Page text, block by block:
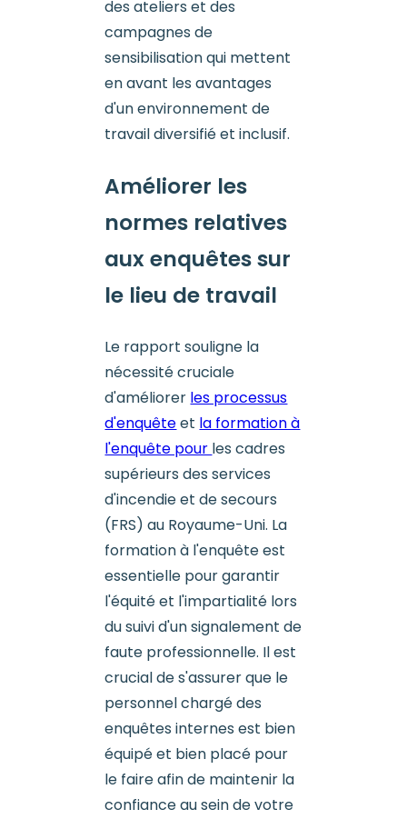
des ateliers et des
campagnes de
sensibilisation qui mettent
en avant les avantages
d'un environnement de
travail diversifié et inclusif.
Améliorer les
normes relatives
aux enquêtes sur
le lieu de travail
Le rapport souligne la
nécessité cruciale
d'améliorer les processus
d'enquêteet la formation à
l'enquête pour les cadres
supérieurs des services
d'incendie et de secours
(FRS) au Royaume-Uni. La
formation à l'enquête est
essentielle pour garantir
l'équité et l'impartialité lors
du suivi d'un signalement de
faute professionnelle. Il est
crucial de s'assurer que le
personnel chargé des
enquêtes internes est bien
équipé et bien placé pour
le faire afin de maintenir la
confiance au sein de votre